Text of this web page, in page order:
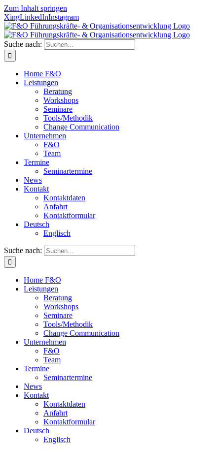
Zum Inhalt springen
XingLinkedInInstagram
Suche nach:
Home F&O
Leistungen
Beratung
Workshops
Seminare
Tools/Methodik
Change Communication
Unternehmen
F&O
Team
Termine
Seminartermine
News
Kontakt
Kontaktdaten
Anfahrt
Kontaktformular
Deutsch
Englisch
Suche nach:
Home F&O
Leistungen
Beratung
Workshops
Seminare
Tools/Methodik
Change Communication
Unternehmen
F&O
Team
Termine
Seminartermine
News
Kontakt
Kontaktdaten
Anfahrt
Kontaktformular
Deutsch
Englisch